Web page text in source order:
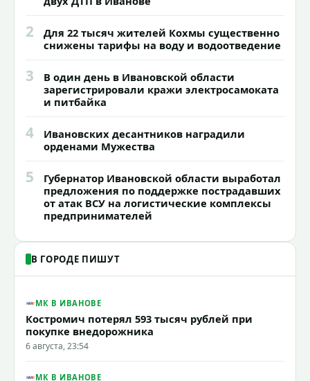
2
Для 22 тысяч жителей Кохмы существенно
снижены тарифы на воду и водоотведение
3
В один день в Ивановской области
зарегистрировали кражи электросамоката
и питбайка
4
Ивановских десантников наградили
орденами Мужества
5
Губернатор Ивановской области выработал
предложения по поддержке пострадавших
от атак ВСУ на логистические комплексы
предпринимателей
В ГОРОДЕ ПИШУТ
МК В ИВАНОВЕ
Костромич потерял 593 тысяч рублей при
покупке внедорожника
6 августа, 23:54
МК В ИВАНОВЕ